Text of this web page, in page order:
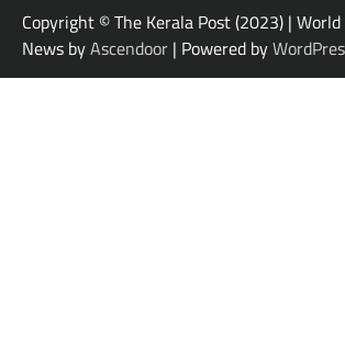
Copyright © The Kerala Post (2023) | World
News byAscendoor | Powered by